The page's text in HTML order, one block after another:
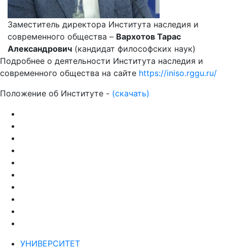
Заместитель директора Института наследия и
современного общества – Вархотов Тарас
Александрович (кандидат философских наук)
Подробнее о деятельности Института наследия и
современного общества на сайте https://iniso.rggu.ru/
Положение об Институте - (скачать)
УНИВЕРСИТЕТ